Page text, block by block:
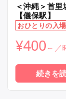
＜沖縄＞首里
【儀保駅】
おひとりの入
¥400
続きを